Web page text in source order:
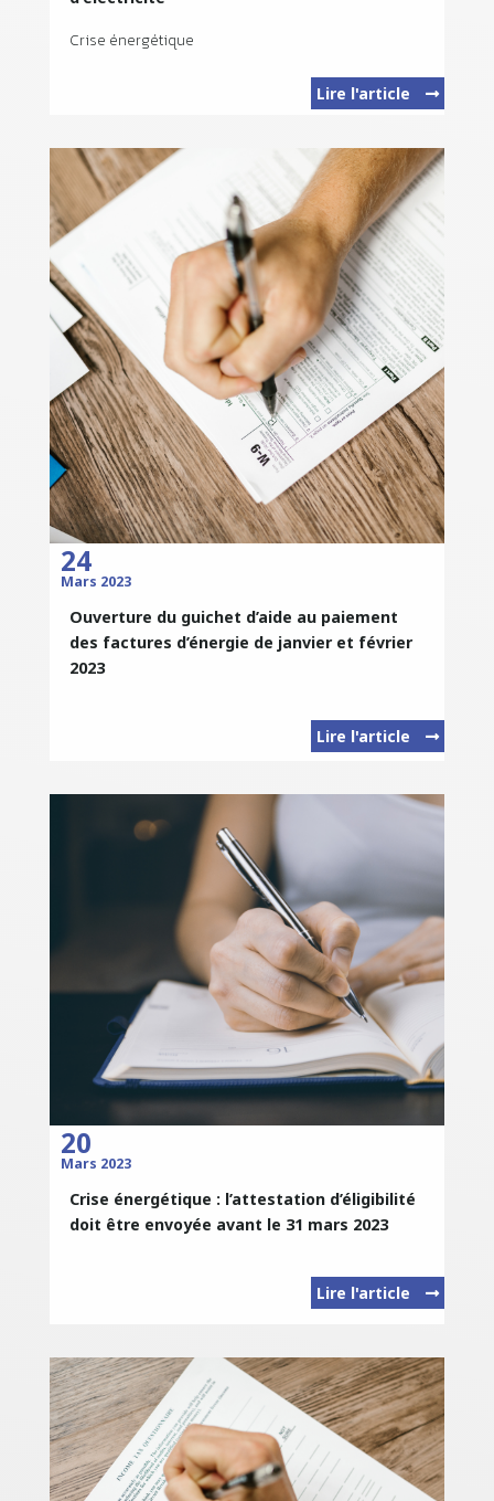
Crise énergétique
Lire l'article
24
Mars 2023
Ouverture du guichet d’aide au paiement
des factures d’énergie de janvier et février
2023
Lire l'article
20
Mars 2023
Crise énergétique : l’attestation d’éligibilité
doit être envoyée avant le 31 mars 2023
Lire l'article